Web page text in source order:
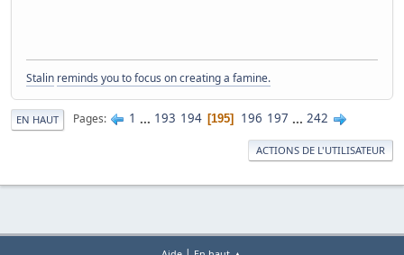
Stalin reminds you to focus on creating a famine.
EN HAUT Pages 1 ... 193 194 195 196 197 ... 242
ACTIONS DE L'UTILISATEUR